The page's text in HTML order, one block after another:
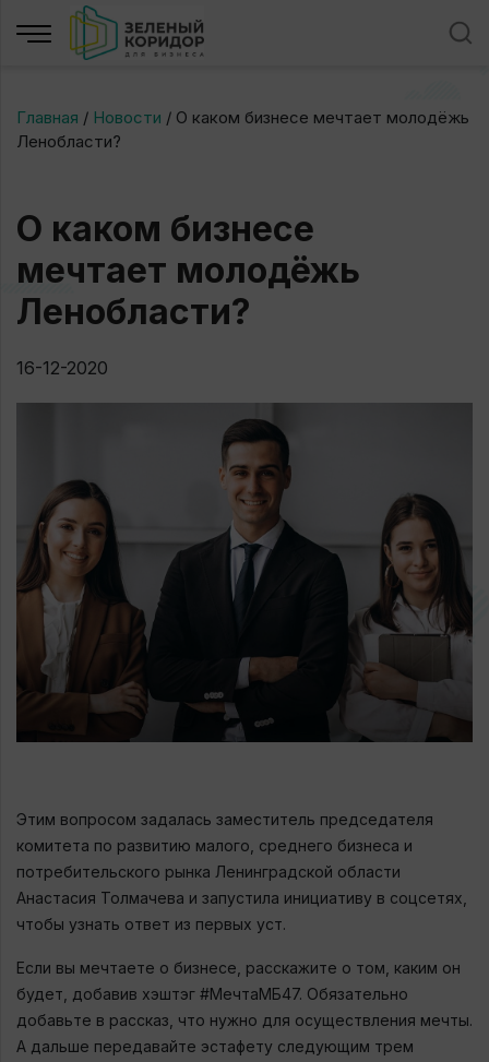
Главная / Новости / О каком бизнесе мечтает молодёжь
Ленобласти?
О каком бизнесе
мечтает молодёжь
Ленобласти?
16-12-2020
Этим вопросом задалась заместитель председателя
комитета по развитию малого, среднего бизнеса и
потребительского рынка Ленинградской области
Анастасия Толмачева и запустила инициативу в соцсетях,
чтобы узнать ответ из первых уст.
Если вы мечтаете о бизнесе, расскажите о том, каким он
будет, добавив хэштэг #МечтаМБ47. Обязательно
добавьте в рассказ, что нужно для осуществления мечты.
А дальше передавайте эстафету следующим трем